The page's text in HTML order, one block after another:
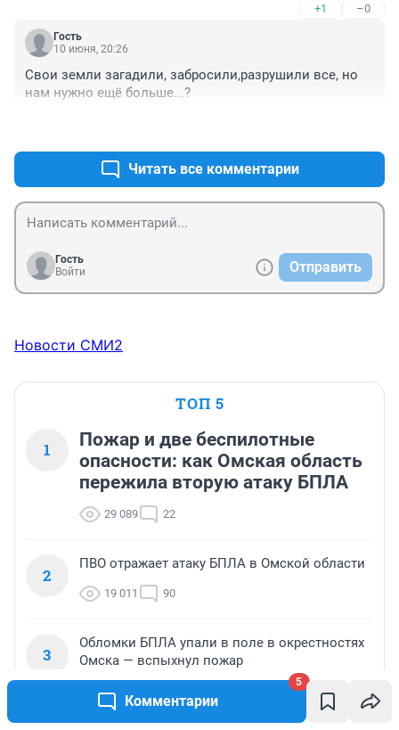
Комментарии
5
на средства налогоплательщиков это чесно, ихние
лидеры дажэ трамп слово народ, жители говорит
часто, а мы и правда живая нефть вспоминают когда
ничего не должно это люди должны государству вот
и весь подход что в деревне что в городе
+1 –0
Гость
10 июня, 20:26
Свои земли загадили, забросили,разрушили все, но
нам нужно ещё больше...?
Читать все комментарии
Гость
Войти
Отправить
Новости СМИ2
ТОП 5
1
Пожар и две беспилотные
опасности: как Омская область
пережила вторую атаку БПЛА
29 089 22
2
ПВО отражает атаку БПЛА в Омской области
19 011 90
3
Обломки БПЛА упали в поле в окрестностях
Омска — вспыхнул пожар
17 774